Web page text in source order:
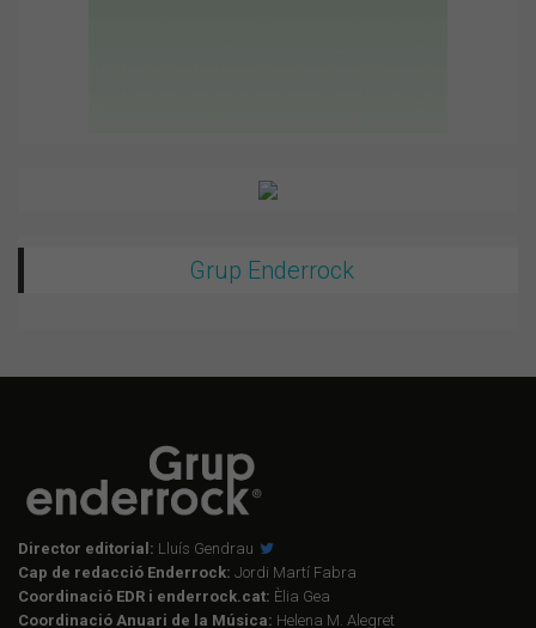
Grup Enderrock
Director editorial: Lluís Gendrau
Cap de redacció Enderrock: Jordi Martí Fabra
Coordinació EDR i enderrock.cat: Èlia Gea
Coordinació Anuari de la Música: Helena M. Alegret